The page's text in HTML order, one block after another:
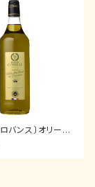
ロバンス〕オリーブ
1L